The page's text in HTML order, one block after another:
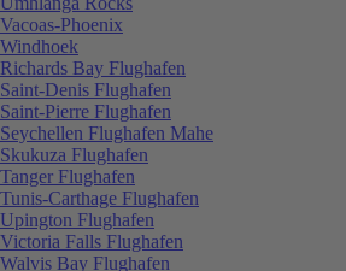
Vacoas-Phoenix
Windhoek
Richards Bay Flughafen
Saint-Denis Flughafen
Saint-Pierre Flughafen
Seychellen Flughafen Mahe
Skukuza Flughafen
Tanger Flughafen
Tunis-Carthage Flughafen
Upington Flughafen
Victoria Falls Flughafen
Walvis Bay Flughafen